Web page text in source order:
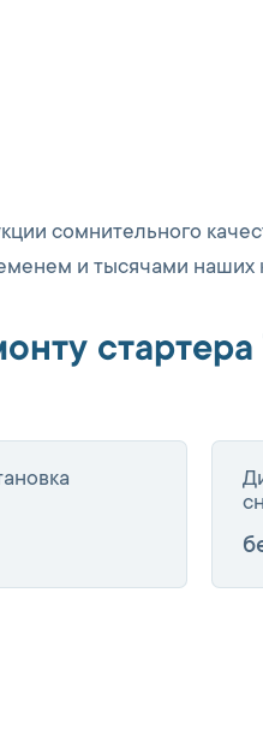
сомнительного
и тысячами наших
стартера